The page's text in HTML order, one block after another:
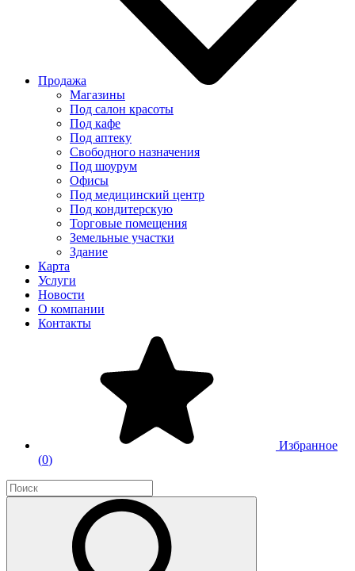
Продажа
Магазины
Под салон красоты
Под кафе
Под аптеку
Свободного назначения
Под шоурум
Офисы
Под медицинский центр
Под кондитерскую
Торговые помещения
Земельные участки
Здание
Карта
Услуги
Новости
О компании
Контакты
Избранное
(0)